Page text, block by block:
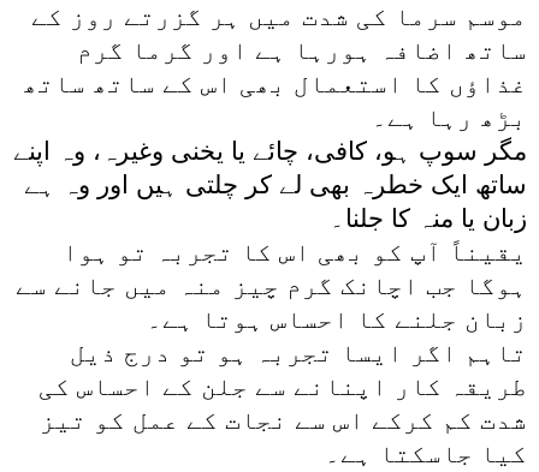
موسم سرما کی شدت میں ہر گزرتے روز کے
ساتھ اضافہ ہورہا ہے اور گرما گرم
غذاﺅں کا استعمال بھی اس کے ساتھ ساتھ
بڑھ رہا ہے۔
مگر سوپ ہو، کافی، چائے یا یخنی وغیرہ، وہ اپنے
ساتھ ایک خطرہ بھی لے کر چلتی ہیں اور وہ ہے
زبان یا منہ کا جلنا۔
یقیناً آپ کو بھی اس کا تجربہ تو ہوا
ہوگا جب اچانک گرم چیز منہ میں جانے سے
زبان جلنے کا احساس ہوتا ہے۔
تاہم اگر ایسا تجربہ ہو تو درج ذیل
طریقہ کار اپنانے سے جلن کے احساس کی
شدت کم کرکے اس سے نجات کے عمل کو تیز
کیا جاسکتا ہے۔